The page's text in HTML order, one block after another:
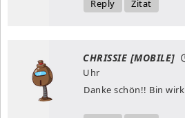
Reply Zitat
CHRISSIE [MOBILE]
Uhr
Danke schön!! Bin